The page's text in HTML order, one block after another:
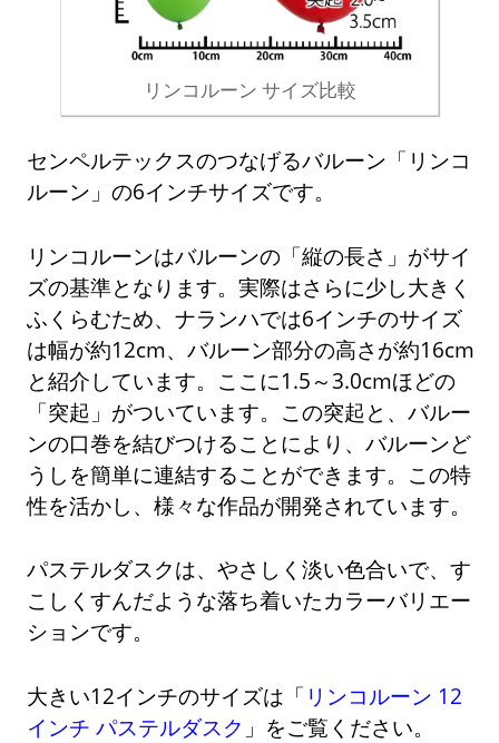
リンコルーン サイズ比較
センペルテックスのつなげるバルーン「リンコ
ルーン」の6インチサイズです。
リンコルーンはバルーンの「縦の長さ」がサイ
ズの基準となります。実際はさらに少し大きく
ふくらむため、ナランハでは6インチのサイズ
は幅が約12cm、バルーン部分の高さが約16cm
と紹介しています。ここに1.5～3.0cmほどの
「突起」がついています。この突起と、バルー
ンの口巻を結びつけることにより、バルーンど
うしを簡単に連結することができます。この特
性を活かし、様々な作品が開発されています。
パステルダスクは、やさしく淡い色合いで、す
こしくすんだような落ち着いたカラーバリエー
ションです。
大きい12インチのサイズは「 リンコルーン 12
インチ パステルダスク 」をご覧ください。